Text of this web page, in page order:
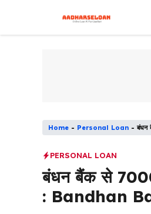
content
Home - Personal Loan -बंधन
PERSONAL LOAN
बंधन बैंक से
: Bandhan